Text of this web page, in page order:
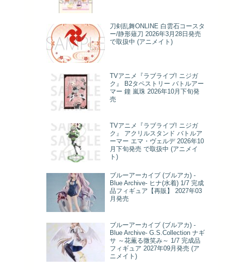
刀剣乱舞ONLINE 白雲石コースタ
ー/静形薙刀 2026年3月28日発売
で取扱中 (アニメイト)
TVアニメ『ラブライブ! ニジガ
ク』 B2タペストリー バトルアー
マー 鐘 嵐珠 2026年10月下旬発
売
TVアニメ『ラブライブ! ニジガ
ク』 アクリルスタンド バトルア
ーマー エマ・ヴェルデ 2026年10
月下旬発売 で取扱中 (アニメイ
ト)
ブルーアーカイブ (ブルアカ) -
Blue Archive- ヒナ(水着) 1/7 完成
品フィギュア【再販】 2027年03
月発売
ブルーアーカイブ (ブルアカ) -
Blue Archive- G.S.Collection ナギ
サ ～花薫る微笑み～ 1/7 完成品
フィギュア 2027年09月発売 (ア
ニメイト)